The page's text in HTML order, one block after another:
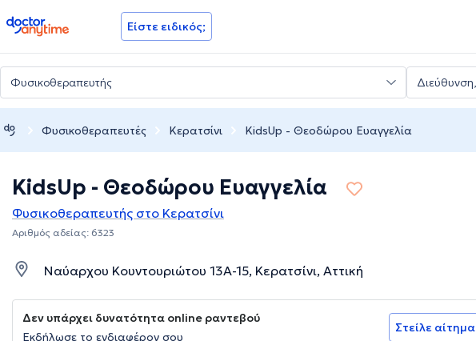
doctoranytime Είστε ειδικός;
Φυσικοθεραπευτές Κερατσίνι KidsUp - Θεοδώρου Ευαγγελία
KidsUp - Θεοδώρου Ευαγγελία
Φυσικοθεραπευτής στο Κερατσίνι
Αριθμός αδείας: 6323
Ναύαρχου Κουντουριώτου 13Α-15, Κερατσίνι, Αττική
Δεν υπάρχει δυνατότητα online ραντεβού
Εκδήλωσε το ενδιαφέρον σου
Στείλε αίτημα